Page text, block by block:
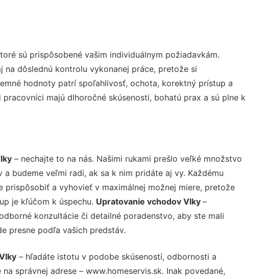
sú prispôsobené vašim individuálnym požiadavkám.
na dôslednú kontrolu vykonanej práce, pretože si
hodnoty patrí spoľahlivosť, ochota, korektný prístup a
majú dlhoročné skúsenosti, bohatú prax a sú plne k
– nechajte to na nás. Našimi rukami prešlo veľké množstvo
a budeme veľmi radi, ak sa k nim pridáte aj vy. Každému
prispôsobiť a vyhovieť v maximálnej možnej miere, pretože
je kľúčom k úspechu. Upratovanie vchodov Vlky –
konzultácie či detailné poradenstvo, aby ste mali
presne podľa vašich predstáv.
– hľadáte istotu v podobe skúseností, odbornosti a
správnej adrese – www.homeservis.sk. Inak povedané,